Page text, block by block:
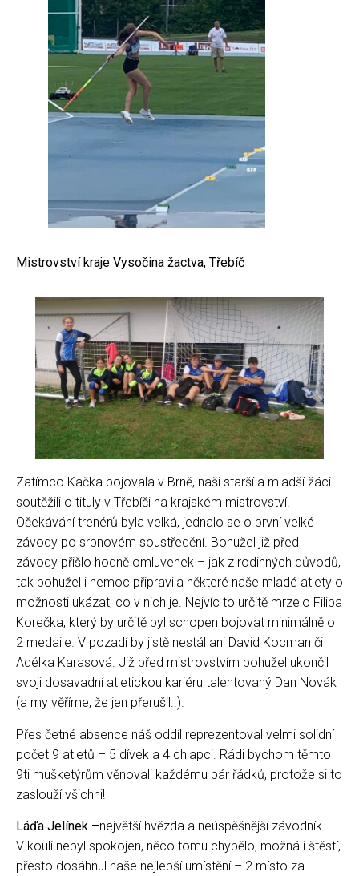
Mistrovství kraje Vysočina žactva, Třebíč
Zatímco Kačka bojovala v Brně, naši starší a mladší žáci
soutěžili o tituly v Třebíči na krajském mistrovství.
Očekávání trenérů byla velká, jednalo se o první velké
závody po srpnovém soustředění. Bohužel již před
závody přišlo hodně omluvenek – jak z rodinných důvodů,
tak bohužel i nemoc připravila některé naše mladé atlety o
možnosti ukázat, co v nich je. Nejvíc to určitě mrzelo Filipa
Korečka, který by určitě byl schopen bojovat minimálně o
2 medaile. V pozadí by jistě nestál ani David Kocman či
Adélka Karasová. Již před mistrovstvím bohužel ukončil
svoji dosavadní atletickou kariéru talentovaný Dan Novák
(a my věříme, že jen přerušil..).
Přes četné absence náš oddíl reprezentoval velmi solidní
počet 9 atletů – 5 dívek a 4 chlapci. Rádi bychom těmto
9ti mušketýrům věnovali každému pár řádků, protože si to
zaslouží všichni!
Láďa Jelínek –největší hvězda a neúspěšnější závodník.
V kouli nebyl spokojen, něco tomu chybělo, možná i štěstí,
přesto dosáhnul naše nejlepší umístění – 2.místo za